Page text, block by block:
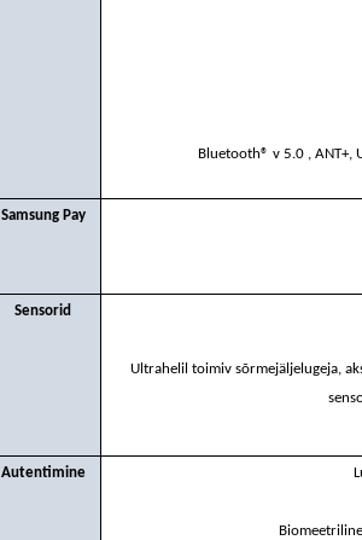
Bluetooth® v 5.0 , ANT+,
Samsung Pay
Sensorid
Ultrahelil toimiv sõrmejäljelugeja,
Autentimine